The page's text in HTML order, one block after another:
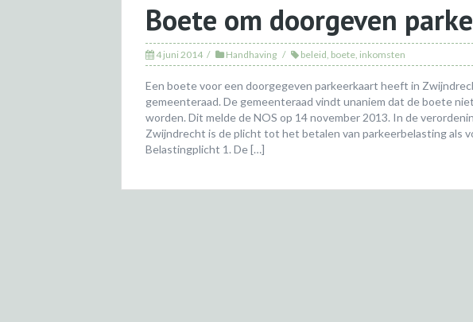
Boete om doorgeven
4 juni 2014 Handhaving beleid, boete, inkomsten
Een boete voor een doorgegeven parkeerkaart heeft in
gemeenteraad. De gemeenteraad vindt unaniem dat de boete
worden. Dit melde de NOS op 14 november 2013. In de
Zwijndrecht is de plicht tot het betalen van parkeerbelasting als
Belastingplicht 1. De […]